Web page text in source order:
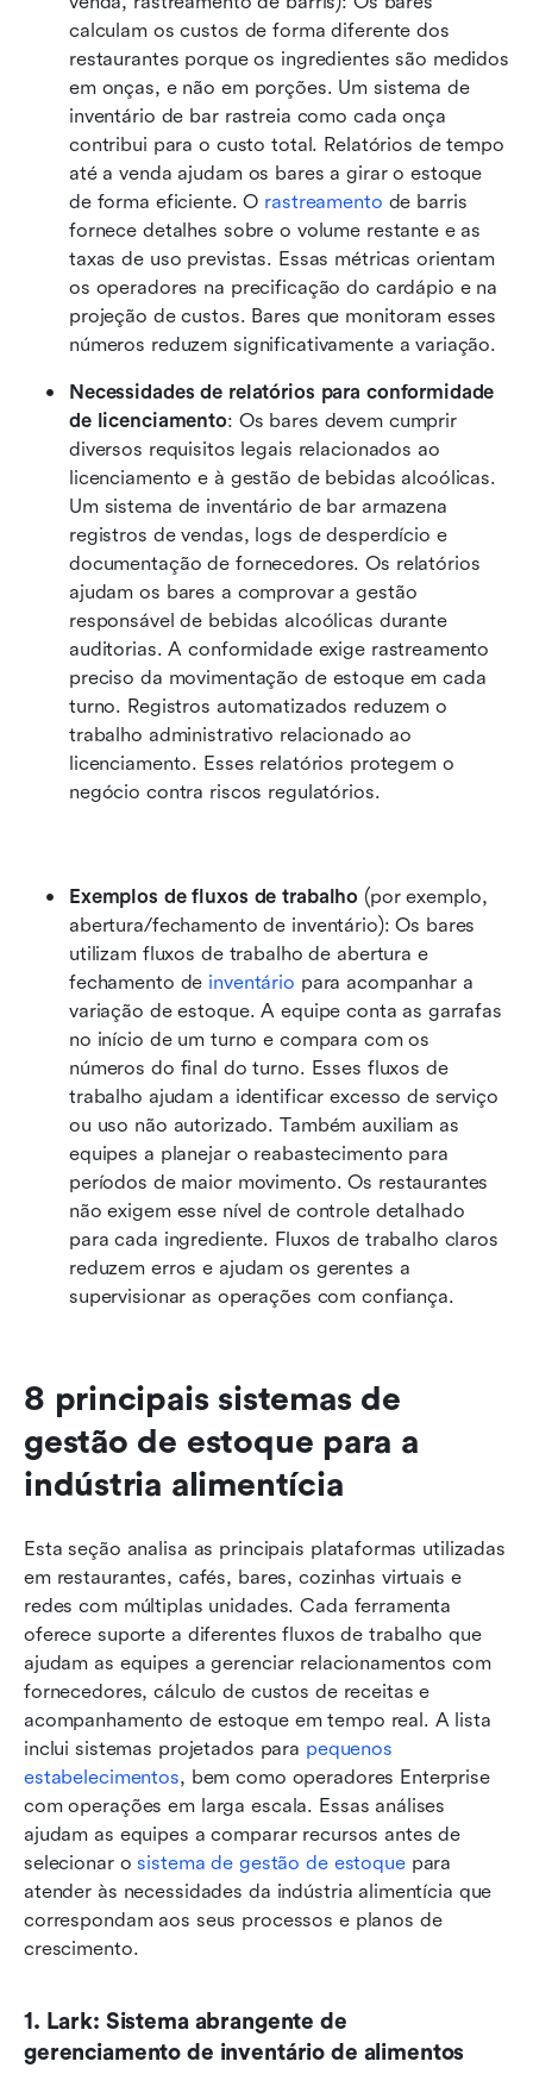
calculam os custos de forma diferente dos
restaurantes porque os ingredientes são medidos
em onças, e não em porções. Um sistema de
inventário de bar rastreia como cada onça
contribui para o custo total. Relatórios de tempo
até a venda ajudam os bares a girar o estoque
de forma eficiente. O rastreamento de barris
fornece detalhes sobre o volume restante e as
taxas de uso previstas. Essas métricas orientam
os operadores na precificação do cardápio e na
projeção de custos. Bares que monitoram esses
números reduzem significativamente a variação.
Necessidades de relatórios para conformidade
de licenciamento: Os bares devem cumprir
diversos requisitos legais relacionados ao
licenciamento e à gestão de bebidas alcoólicas.
Um sistema de inventário de bar armazena
registros de vendas, logs de desperdício e
documentação de fornecedores. Os relatórios
ajudam os bares a comprovar a gestão
responsável de bebidas alcoólicas durante
auditorias. A conformidade exige rastreamento
preciso da movimentação de estoque em cada
turno. Registros automatizados reduzem o
trabalho administrativo relacionado ao
licenciamento. Esses relatórios protegem o
negócio contra riscos regulatórios.
Exemplos de fluxos de trabalho (por exemplo,
abertura/fechamento de inventário): Os bares
utilizam fluxos de trabalho de abertura e
fechamento de inventário para acompanhar a
variação de estoque. A equipe conta as garrafas
no início de um turno e compara com os
números do final do turno. Esses fluxos de
trabalho ajudam a identificar excesso de serviço
ou uso não autorizado. Também auxiliam as
equipes a planejar o reabastecimento para
períodos de maior movimento. Os restaurantes
não exigem esse nível de controle detalhado
para cada ingrediente. Fluxos de trabalho claros
reduzem erros e ajudam os gerentes a
supervisionar as operações com confiança.
8 principais sistemas de
gestão de estoque para a
indústria alimentícia
Esta seção analisa as principais plataformas utilizadas
em restaurantes, cafés, bares, cozinhas virtuais e
redes com múltiplas unidades. Cada ferramenta
oferece suporte a diferentes fluxos de trabalho que
ajudam as equipes a gerenciar relacionamentos com
fornecedores, cálculo de custos de receitas e
acompanhamento de estoque em tempo real. A lista
inclui sistemas projetados para pequenos
estabelecimentos, bem como operadores Enterprise
com operações em larga escala. Essas análises
ajudam as equipes a comparar recursos antes de
selecionar o sistema de gestão de estoque para
atender às necessidades da indústria alimentícia que
correspondam aos seus processos e planos de
crescimento.
1. Lark: Sistema abrangente de
gerenciamento de inventário de alimentos